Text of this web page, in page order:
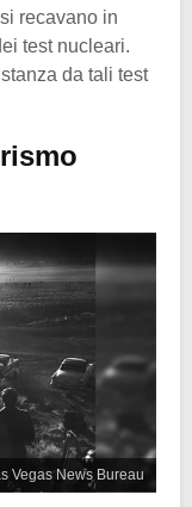
recavano in
test nucleari.
da tali test
Vegas News Bureau